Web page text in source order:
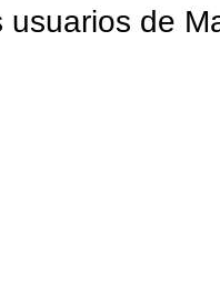
usuarios de